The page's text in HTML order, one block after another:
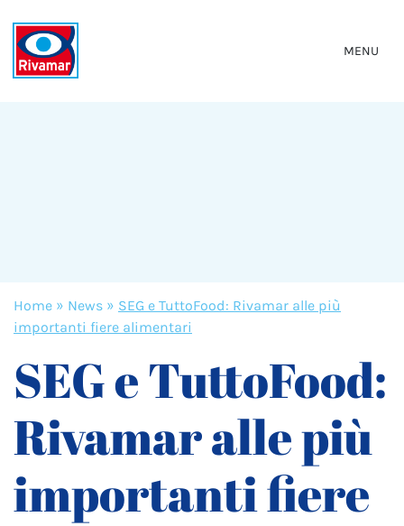
MENU
Home » News » SEG e TuttoFood: Rivamar alle più
importanti fiere alimentari
SEG e TuttoFood:
Rivamar alle più
importanti fiere